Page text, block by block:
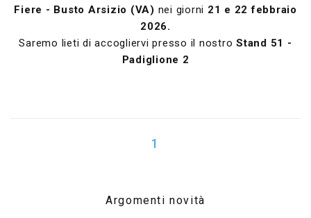
Fiere - Busto Arsizio (VA) nei giorni 21 e 22 febbraio
2026.
Saremo lieti di accogliervi presso il nostroStand 51 -
Padiglione 2
1
Argomenti novità